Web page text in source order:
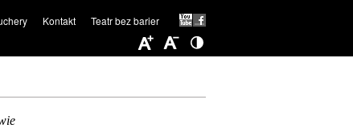
Kontakt Teatr bez barier